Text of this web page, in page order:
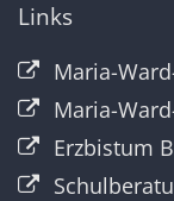
Links
Maria-
Maria-
Erzbistum